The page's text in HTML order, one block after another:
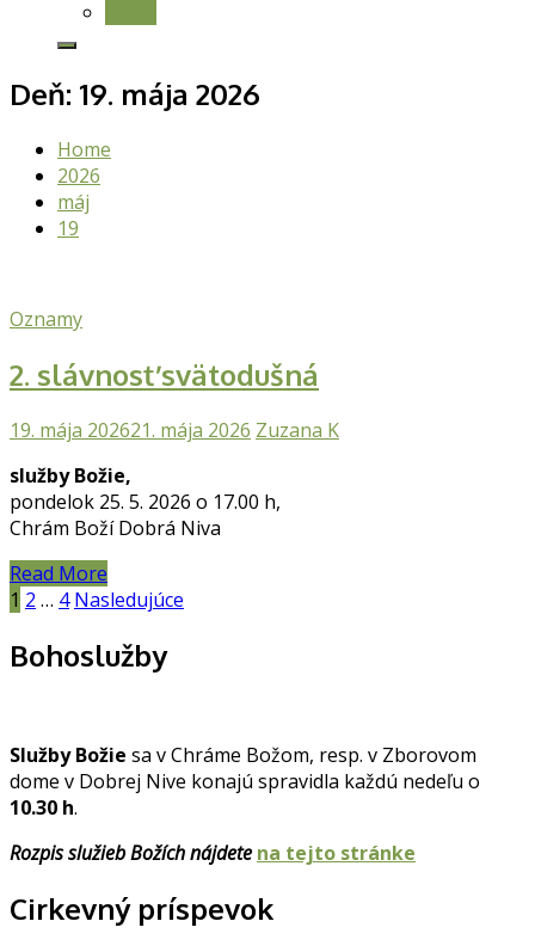
Deň: 19. mája 2026
Home
2026
máj
19
Oznamy
2. slávnosť svätodušná
19. mája 202621. mája 2026 Zuzana K
služby Božie,
pondelok 25. 5. 2026 o 17.00 h,
Chrám Boží Dobrá Niva
Read More
Navigácia
v
článkoch
1 2 … 4 Nasledujúce
Bohoslužby
Služby Božie sa v Chráme Božom, resp. v Zborovom
dome v Dobrej Nive konajú spravidla každú nedeľu o
10.30 h.
Rozpis služieb Božích nájdete na tejto stránke
Cirkevný príspevok